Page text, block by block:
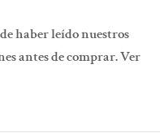
haber leído nuestros
antes de comprar. Ver